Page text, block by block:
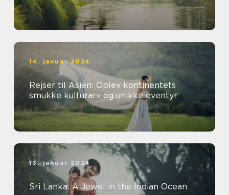
14. januar 2024
Rejser til Asien: Oplev kontinentets
smukke kulturarv og unikke eventyr
13. januar 2024
Sri Lanka: A Jewel in the Indian Ocean